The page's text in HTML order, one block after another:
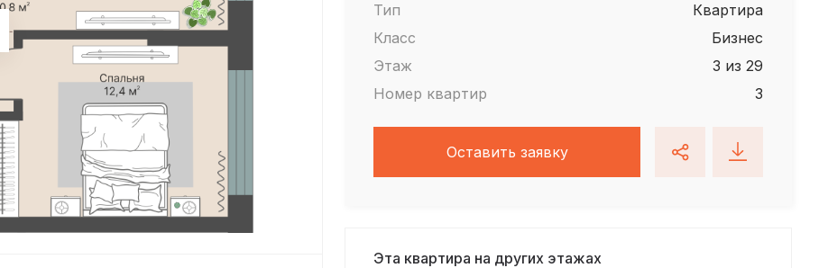
Тип
квартира
Класс
Бизнес
Этаж
3 из 29
Номер квартир
3
Оставить заявку
Эта квартира на других этажах